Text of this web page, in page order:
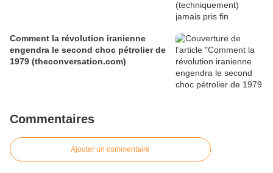
Comment la révolution iranienne
engendra le second choc pétrolier de
1979 (theconversation.com)
Commentaires
Ajouter un commentaire